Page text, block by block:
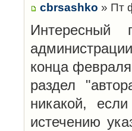
cbrsashko » Пт
Интересный
конца
раздел
никакой,
истечению